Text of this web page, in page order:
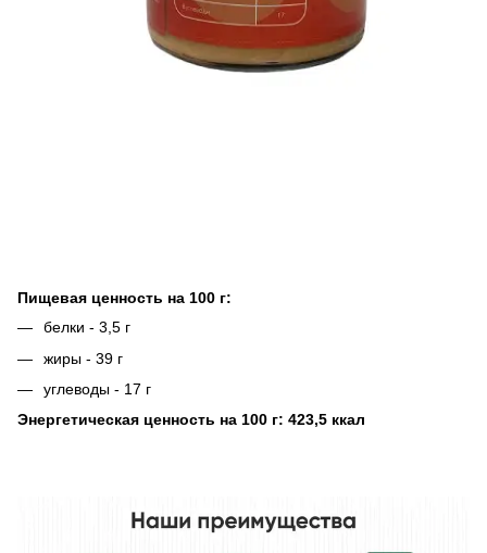
Пищевая ценность на 100 г:
белки - 3,5 г
жиры - 39 г
углеводы - 17 г
Энергетическая ценность на 100 г: 423,5 ккал